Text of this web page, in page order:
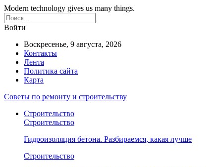
Modern technology gives us many things.
Войти
Воскресенье, 9 августа, 2026
Контакты
Лента
Политика сайта
Карта
Советы по ремонту и строительству
Строительство
Строительство
Гидроизоляция бетона. Разбираемся, какая лучше
Строительство